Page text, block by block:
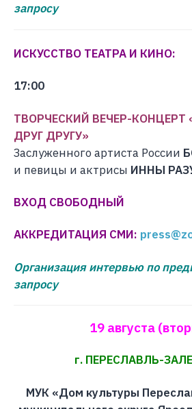
запросу
ИСКУССТВО ТЕАТРА И КИНО:
17:00
ТВОРЧЕСКИЙ ВЕЧЕР-КОНЦЕРТ
ДРУГ ДРУГУ»
Заслуженного артиста России
и певицы и актрисы ИННЫ
ВХОД СВОБОДНЫЙ
АККРЕДИТАЦИЯ СМИ:
Организация интервью по
запросу
19 августа
г. ПЕРЕСЛАВЛЬ-
МУК «Дом культуры